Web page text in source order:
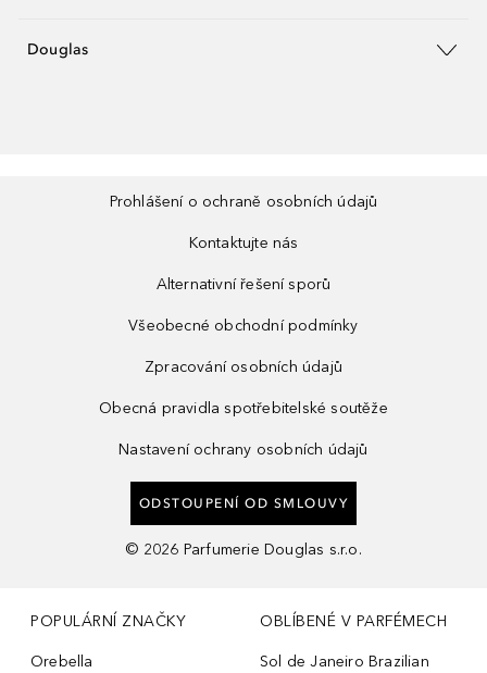
Douglas
Prohlášení o ochraně osobních údajů
Kontaktujte nás
Alternativní řešení sporů
Všeobecné obchodní podmínky
Zpracování osobních údajů
Obecná pravidla spotřebitelské soutěže
Nastavení ochrany osobních údajů
ODSTOUPENÍ OD SMLOUVY
© 2026 Parfumerie Douglas s.r.o.
POPULÁRNÍ ZNAČKY
Orebella
OBLÍBENÉ V PARFÉMECH
Sol de Janeiro Brazilian